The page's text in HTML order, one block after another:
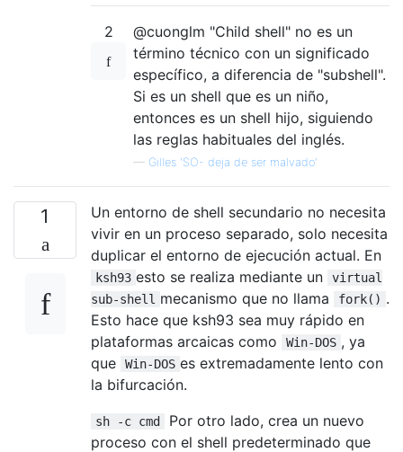
2
@cuonglm "Child shell" no es un
término técnico con un significado
específico, a diferencia de "subshell".
Si es un shell que es un niño,
entonces es un shell hijo, siguiendo
las reglas habituales del inglés.
— Gilles 'SO- deja de ser malvado'
1
Un entorno de shell secundario no necesita
vivir en un proceso separado, solo necesita
duplicar el entorno de ejecución actual. En
ksh93 esto se realiza mediante un
virtual
sub-shell mecanismo que no llama fork() .
Esto hace que ksh93 sea muy rápido en
plataformas arcaicas como
Win-DOS , ya
que
Win-DOS es extremadamente lento con
la bifurcación.
sh -c cmd
Por otro lado, crea un nuevo
proceso con el shell predeterminado que